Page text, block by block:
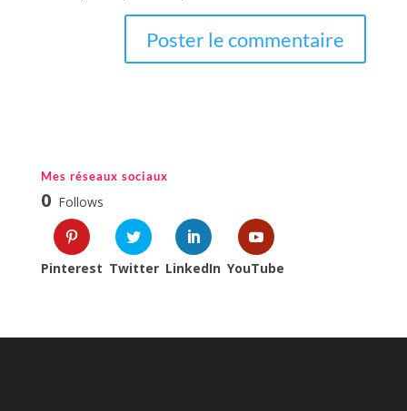
Mes réseaux sociaux
0 Follows
Pinterest Twitter LinkedIn YouTube